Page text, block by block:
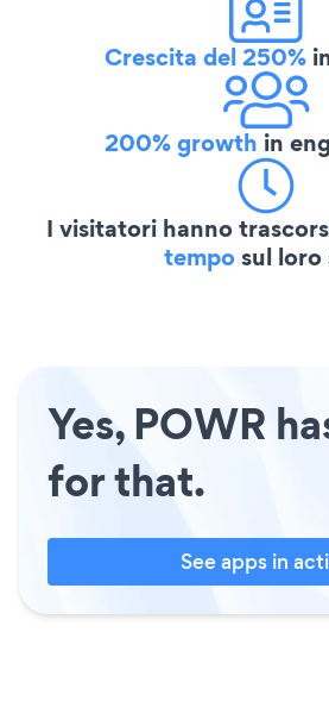
Crescita del 250%
200% growth in
I visitatori hanno
temposul loro
Yes, POWR
for that.
See apps in